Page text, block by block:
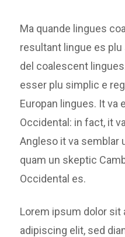
Ma quande lingues
resultant lingue es
del coalescent
esser plu simplic e
Europan lingues. It va
Occidental: in fact, it
Angleso it va semblar
quam un skeptic
Occidental es.
Lorem ipsum dolor
adipiscing elit, sed